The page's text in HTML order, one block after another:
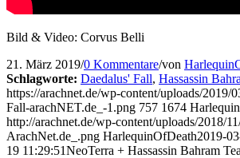
Bild & Video: Corvus Belli
21. März 2019/0 Kommentare/von
Schlagworte: Daedalus' Fall, Hassassin
https://arachnet.de/wp-content/uploads/2019/
Fall-arachNET.de_-1.png 757 1674
http://arachnet.de/wp-content/uploads/2018/
ArachNet.de_.png HarlequinOfDeath2019-
19 11:29:51NeoTerra + Hassassin Bahram